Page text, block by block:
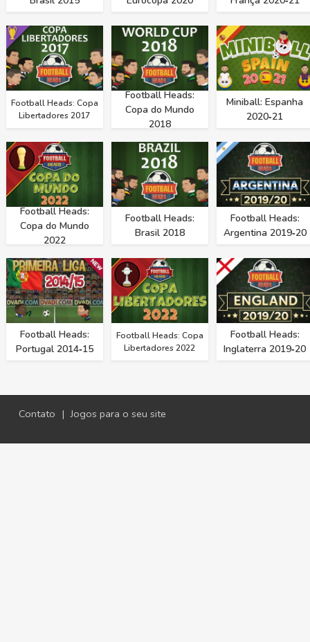
Football Heads: Copa
Libertadores 2017
Football Heads:
Copa do Mundo
2018
Miniball: Espanha
2020‑21
Football Heads:
Copa do Mundo
2022
Football Heads:
Brasil 2018
Football Heads:
Argentina 2019‑20
Football Heads:
Portugal 2014‑15
Football Heads: Copa
Libertadores 2022
Football Heads:
Inglaterra 2019‑20
Contato | Jogos para o seu site